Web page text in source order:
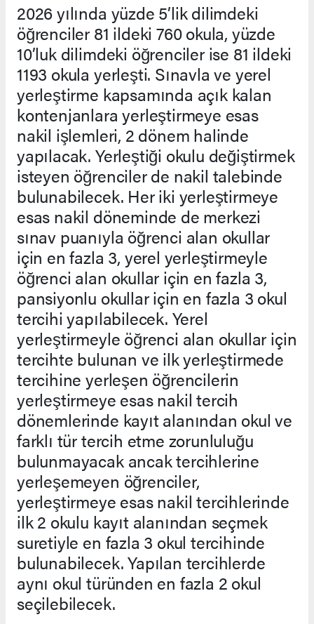
2026 yılında yüzde 5’lik dilimdeki
öğrenciler 81 ildeki 760 okula, yüzde
10’luk dilimdeki öğrenciler ise 81 ildeki
1193 okula yerleşti. Sınavla ve yerel
yerleştirme kapsamında açık kalan
kontenjanlara yerleştirmeye esas
nakil işlemleri, 2 dönem halinde
yapılacak. Yerleştiği okulu değiştirmek
isteyen öğrenciler de nakil talebinde
bulunabilecek. Her iki yerleştirmeye
esas nakil döneminde de merkezi
sınav puanıyla öğrenci alan okullar
için en fazla 3, yerel yerleştirmeyle
öğrenci alan okullar için en fazla 3,
pansiyonlu okullar için en fazla 3 okul
tercihi yapılabilecek. Yerel
yerleştirmeyle öğrenci alan okullar için
tercihte bulunan ve ilk yerleştirmede
tercihine yerleşen öğrencilerin
yerleştirmeye esas nakil tercih
dönemlerinde kayıt alanından okul ve
farklı tür tercih etme zorunluluğu
bulunmayacak ancak tercihlerine
yerleşemeyen öğrenciler,
yerleştirmeye esas nakil tercihlerinde
ilk 2 okulu kayıt alanından seçmek
suretiyle en fazla 3 okul tercihinde
bulunabilecek. Yapılan tercihlerde
aynı okul türünden en fazla 2 okul
seçilebilecek.